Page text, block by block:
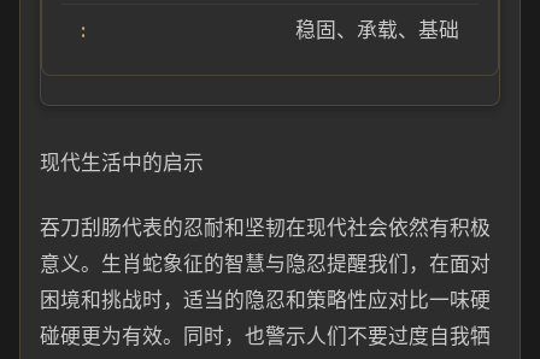
稳固、承载、基础
现代生活中的启示
吞刀刮肠代表的忍耐和坚韧在现代社会依然有积极
意义。生肖蛇象征的智慧与隐忍提醒我们，在面对
困境和挑战时，适当的隐忍和策略性应对比一味硬
碰硬更为有效。同时，也警示人们不要过度自我牺